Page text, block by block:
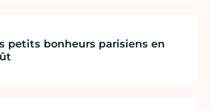
petits bonheurs parisiens en